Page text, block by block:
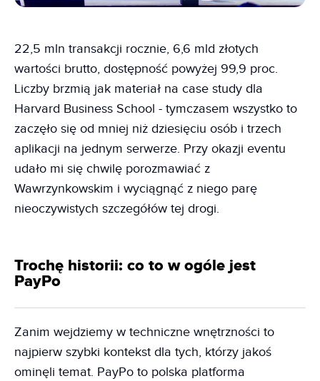
22,5 mln transakcji rocznie, 6,6 mld złotych
wartości brutto, dostępność powyżej 99,9 proc.
Liczby brzmią jak materiał na case study dla
Harvard Business School - tymczasem wszystko to
zaczęło się od mniej niż dziesięciu osób i trzech
aplikacji na jednym serwerze. Przy okazji eventu
udało mi się chwilę porozmawiać z
Wawrzynkowskim i wyciągnąć z niego parę
nieoczywistych szczegółów tej drogi.
Trochę historii: co to w ogóle jest
PayPo
Zanim wejdziemy w techniczne wnętrzności to
najpierw szybki kontekst dla tych, którzy jakoś
ominęli temat. PayPo to polska platforma